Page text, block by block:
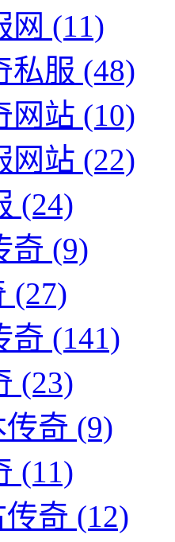
网 (11)
私服 (48)
网站 (10)
网站 (22)
(24)
奇 (9)
(27)
奇 (141)
(23)
传奇 (9)
(11)
传奇 (12)